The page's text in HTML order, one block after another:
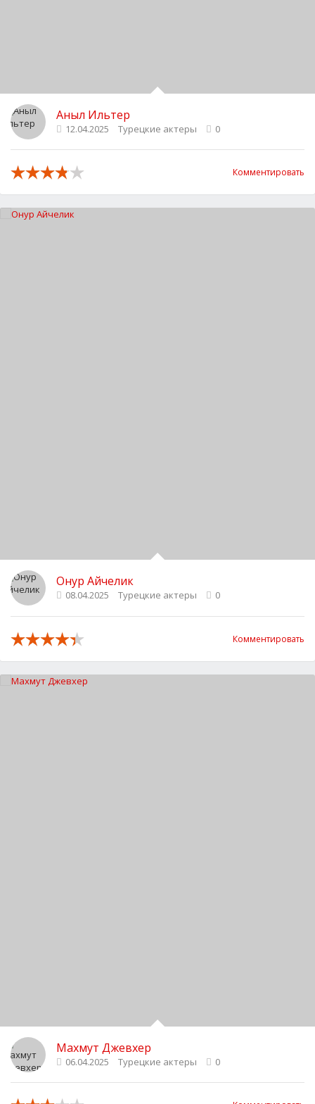
Аныл Ильтер
12.04.2025 Турецкие актеры 0
Комментировать
Онур Айчелик
08.04.2025 Турецкие актеры 0
Комментировать
Махмут Джевхер
06.04.2025 Турецкие актеры 0